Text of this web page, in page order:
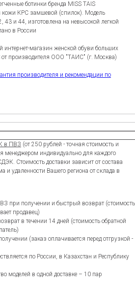
ботинки бренда MISS TAIS
кожи КРС замшевой (спилок). Модель
43 и 44, изготовлена на невысокой легкой
в России
интернет-магазин женской обуви больших
от производителя ООО "ТАИС" (г. Москва)
производителя и рекомендации по
в ПВЗ (от 250 рублей - точная стоимость и
менеджером индивидуально для каждого
Стоимость доставки зависит от состава
и удаленности Вашего региона от склада в
при получении и быстрый возврат (стоимость
продавец)
в течении 14 дней (стоимость обратной
(заказ оплачивается перед отгрузкой -
по России, в Казахстан и Республику
моделей в одной доставке – 10 пар